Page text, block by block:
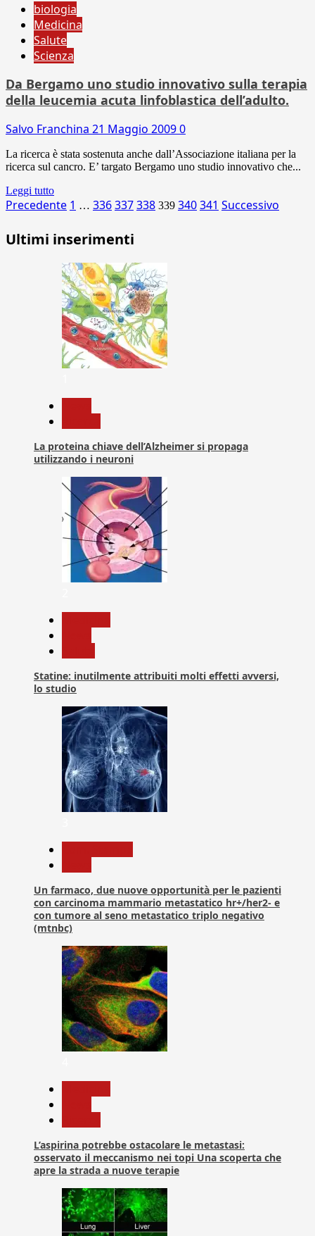
biologia
Medicina
Salute
Scienza
Da Bergamo uno studio innovativo sulla terapia
della leucemia acuta linfoblastica dell’adulto.
Salvo Franchina 21 Maggio 20090
La ricerca è stata sostenuta anche dall’Associazione italiana per la
ricerca sul cancro. E’ targato Bergamo uno studio innovativo che...
Leggi tutto
Paginazione
degli
articoli
Precedente 1 … 336337338 339 340341 Successivo
Ultimi inserimenti
La proteina chiave dell’Alzheimer si propaga
utilizzando i neuroni
Statine: inutilmente attribuiti molti effetti avversi,
lo studio
Un farmaco, due nuove opportunità per le pazienti
con carcinoma mammario metastatico hr+/her2- e
con tumore al seno metastatico triplo negativo
(mtnbc)
L’aspirina potrebbe ostacolare le metastasi:
osservato il meccanismo nei topi Una scoperta che
apre la strada a nuove terapie